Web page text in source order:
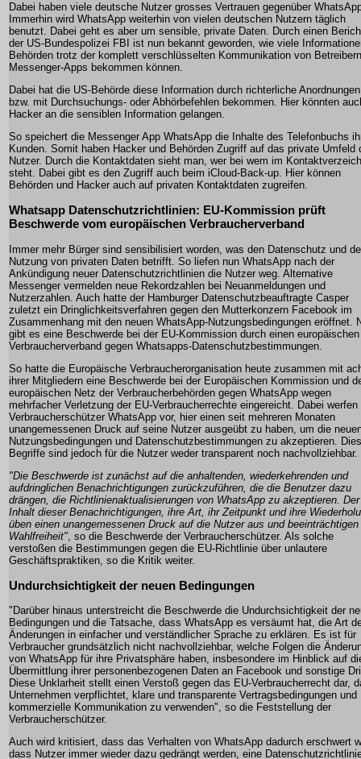
Dabei haben viele deutsche Nutzer grosses Vertrauen gegenüber
Immerhin wird WhatsApp weiterhin von vielen deutschen Nutzern täglich
benutzt. Dabei geht es aber um sensible, private Daten. Durch einen
der US-Bundespolizei FBI ist nun bekannt geworden, wie viele
Behörden trotz der komplett verschlüsselten Kommunikation von
Messenger-Apps bekommen können.
Dabei hat die US-Behörde diese Information durch richterliche Anordnungen
bzw. mit Durchsuchungs- oder Abhörbefehlen bekommen. Hier könnten
Hacker an die sensiblen Information gelangen.
So speichert die Messenger App WhatsApp die Inhalte des Telefonbuchs
Kunden. Somit haben Hacker und Behörden Zugriff auf das private Umfeld
Nutzer. Durch die Kontaktdaten sieht man, wer bei wem im
steht. Dabei gibt es den Zugriff auch beim iCloud-Back-up. Hier können
Behörden und Hacker auch auf privaten Kontaktdaten zugreifen.
Whatsapp Datenschutzrichtlinien: EU-Kommission prüft
Beschwerde vom europäischen Verbraucherverband
Immer mehr Bürger sind sensibilisiert worden, was den Datenschutz und
Nutzung von privaten Daten betrifft. So liefen nun WhatsApp nach der
Ankündigung neuer Datenschutzrichtlinien die Nutzer weg. Alternative
Messenger vermelden neue Rekordzahlen bei Neuanmeldungen und
Nutzerzahlen. Auch hatte der Hamburger Datenschutzbeauftragte Casper
zuletzt ein Dringlichkeitsverfahren gegen den Mutterkonzern Facebook im
Zusammenhang mit den neuen WhatsApp-Nutzungsbedingungen eröffnet.
gibt es eine Beschwerde bei der EU-Kommission durch einen europäischen
Verbraucherverband gegen Whatsapps-Datenschutzbestimmungen.
So hatte die Europäische Verbraucherorganisation heute zusammen mit
ihrer Mitgliedern eine Beschwerde bei der Europäischen Kommission und
europäischen Netz der Verbraucherbehörden gegen WhatsApp wegen
mehrfacher Verletzung der EU-Verbraucherrechte eingereicht. Dabei werfen
Verbraucherschützer WhatsApp vor, hier einen seit mehreren Monaten
unangemessenen Druck auf seine Nutzer ausgeübt zu haben, um die
Nutzungsbedingungen und Datenschutzbestimmungen zu akzeptieren.
Begriffe sind jedoch für die Nutzer weder transparent noch nachvollziehbar.
"Die Beschwerde ist zunächst auf die anhaltenden, wiederkehrenden und
aufdringlichen Benachrichtigungen zurückzuführen, die die Benutzer dazu
drängen, die Richtlinienaktualisierungen von WhatsApp zu akzeptieren. Der
Inhalt dieser Benachrichtigungen, ihre Art, ihr Zeitpunkt und ihre
üben einen unangemessenen Druck auf die Nutzer aus und beeinträchtigen
Wahlfreiheit" , so die Beschwerde der Verbraucherschützer. Als solche
verstoßen die Bestimmungen gegen die EU-Richtlinie über unlautere
Geschäftspraktiken, so die Kritik weiter.
Undurchsichtigkeit der neuen Bedingungen
"Darüber hinaus unterstreicht die Beschwerde die Undurchsichtigkeit der
Bedingungen und die Tatsache, dass WhatsApp es versäumt hat, die Art
Änderungen in einfacher und verständlicher Sprache zu erklären. Es ist für
Verbraucher grundsätzlich nicht nachvollziehbar, welche Folgen die
von WhatsApp für ihre Privatsphäre haben, insbesondere im Hinblick auf
Übermittlung ihrer personenbezogenen Daten an Facebook und sonstige
Diese Unklarheit stellt einen Verstoß gegen das EU-Verbraucherrecht dar,
Unternehmen verpflichtet, klare und transparente Vertragsbedingungen und
kommerzielle Kommunikation zu verwenden", so die Feststellung der
Verbraucherschützer.
Auch wird kritisiert, dass das Verhalten von WhatsApp dadurch erschwert
dass Nutzer immer wieder dazu gedrängt werden, eine